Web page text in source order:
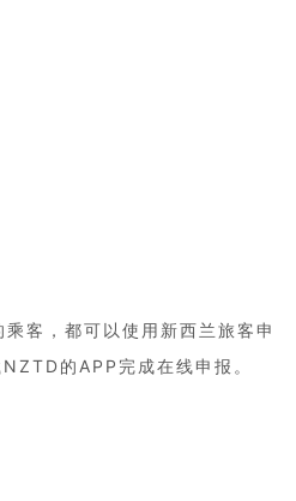
客，都可以使用新西兰旅客申
的APP完成在线申报。